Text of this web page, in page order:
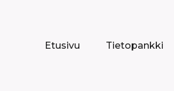
Etusivu Tietopankki